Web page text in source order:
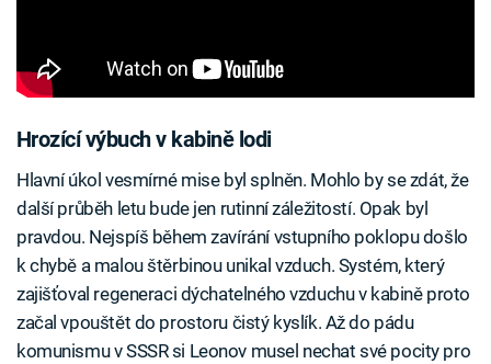
Hrozící výbuch v kabině lodi
Hlavní úkol vesmírné mise byl splněn. Mohlo by se zdát, že
další průběh letu bude jen rutinní záležitostí. Opak byl
pravdou. Nejspíš během zavírání vstupního poklopu došlo
k chybě a malou štěrbinou unikal vzduch. Systém, který
zajišťoval regeneraci dýchatelného vzduchu v kabině proto
začal vpouštět do prostoru čistý kyslík. Až do pádu
komunismu v SSSR si Leonov musel nechat své pocity pro